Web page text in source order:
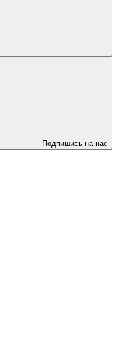
Подпишись на нас